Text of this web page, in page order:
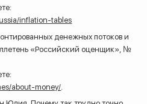
inflation-tables
денежных потоков и
«Российский оценщик», №
about-money/